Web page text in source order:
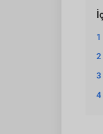
1
2
3
4